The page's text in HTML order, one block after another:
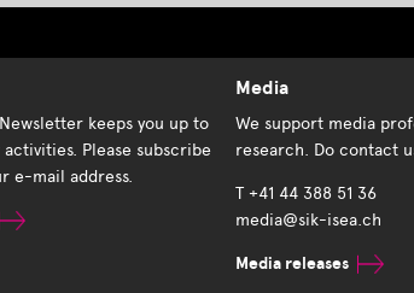
Newsletter keeps you up to
Please subscribe
e-mail address.
Media
We support media
research. Do contact
T +41 44 388 51 36
media@sik-isea.ch
Media releases